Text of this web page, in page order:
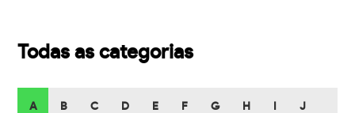
Todas as categorias
A B C D E F G H J